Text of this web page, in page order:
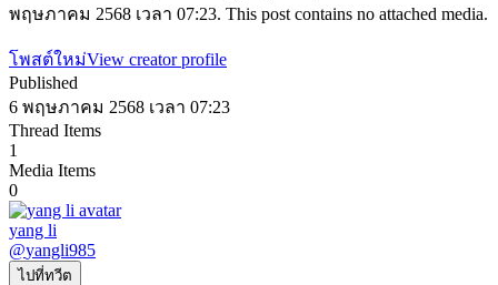
พฤษภาคม 2568 เวลา 07:23. This post contains no attached media.
โพสต์ใหม่View creator profile
Published
6 พฤษภาคม 2568 เวลา 07:23
Thread Items
1
Media Items
0
yang li
@yangli985
ไปที่ทวีต